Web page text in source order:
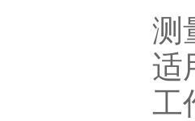
测
适
工